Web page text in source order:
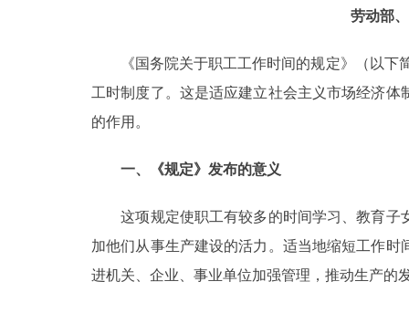
劳动部
《国务院关于职工工作时间的规定》（以下简
工时制度了。这是适应建立社会主义市场经济
的作用。
一、《规定》发布的意义
这项规定使职工有较多的时间学习、教育子
加他们从事生产建设的活力。适当地缩短工作
进机关、企业、事业单位加强管理，推动生产的